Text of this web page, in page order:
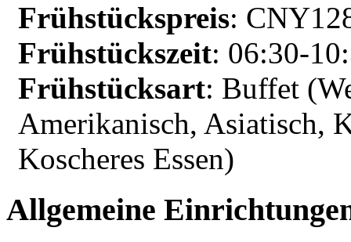
Frühstückspreis:
Frühstückszeit: 06:30-
Frühstücksart: Buffet
Amerikanisch, Asiatisch,
Koscheres Essen)
Allgemeine